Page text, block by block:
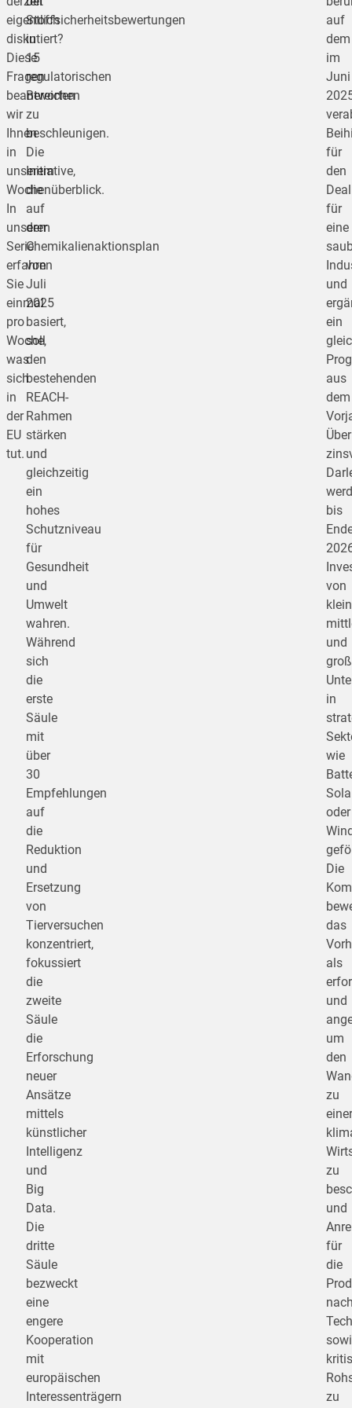
eigentlich
diskutiert?
Diese
Fragen
beantworten
wir
Ihnen
in
unserem
Wochenüberblick.
In
unserer
Serie
erfahren
Sie
einmal
pro
Woche,
was
sich
in
der
EU
tut.
Stoffsicherheitsbewertungen
in
15
regulatorischen
Bereichen
zu
beschleunigen.
Die
Initiative,
die
auf
dem
Chemikalienaktionsplan
von
Juli
2025
basiert,
soll
den
bestehenden
REACH-
Rahmen
stärken
und
gleichzeitig
ein
hohes
Schutzniveau
für
Gesundheit
und
Umwelt
wahren.
Während
sich
die
erste
Säule
mit
über
30
Empfehlungen
auf
die
Reduktion
und
Ersetzung
von
Tierversuchen
konzentriert,
fokussiert
die
zweite
Säule
die
Erforschung
neuer
Ansätze
mittels
künstlicher
Intelligenz
und
Big
Data.
Die
dritte
Säule
bezweckt
eine
engere
Kooperation
mit
europäischen
Interessenträgern
auf
dem
im
Juni
für
den
Deal
für
eine
und
ein
aus
dem
Über
bis
von
und
in
wie
oder
Die
das
als
und
um
den
zu
einer
zu
und
für
die
zu